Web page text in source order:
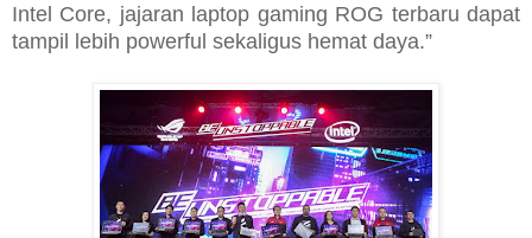
Intel Core, jajaran laptop gaming ROG terbaru dapat
tampil lebih powerful sekaligus hemat daya.”